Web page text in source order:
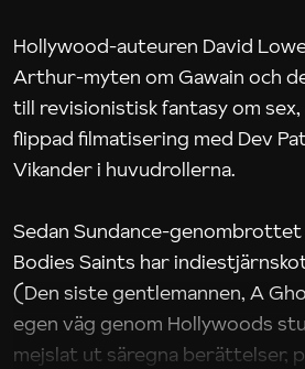
Hollywood-auteuren David
Arthur-myten om Gawain och
till revisionistisk fantasy om
flippad filmatisering med Dev
Vikander i huvudrollerna.
Sedan Sundance-
Bodies Saints har
(Den siste gentlemannen, A
egen väg genom Hollywoods
mejslat ut säregna berättelser,